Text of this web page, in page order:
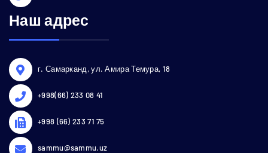
Наш адрес
г. Самарканд, ул. Амира Темура, 18
+998(66) 233 08 41
+998 (66) 233 71 75
sammu@sammu.uz